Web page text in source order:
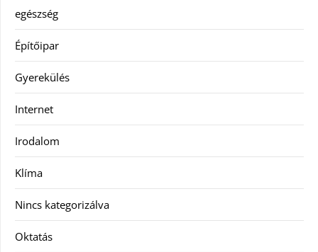
egészség
Építőipar
Gyerekülés
Internet
Irodalom
Klíma
Nincs kategorizálva
Oktatás